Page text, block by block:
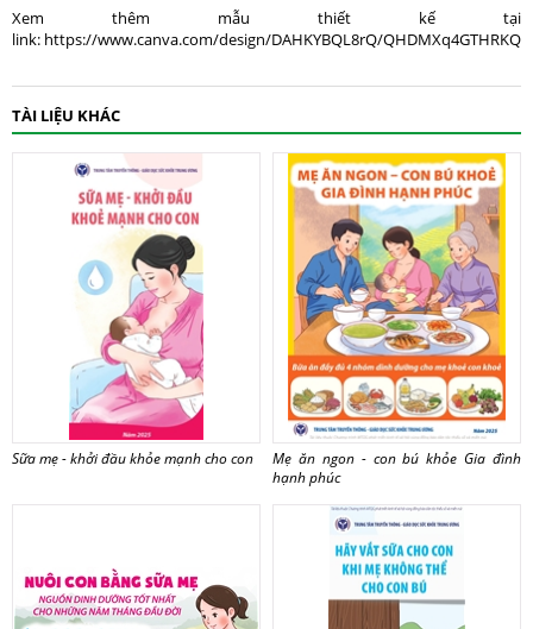
Xem thêm mẫu thiết kế tại
link: https://www.canva.com/design/DAHKYBQL8rQ/
TÀI LIỆU KHÁC
Sữa mẹ - khởi đầu khỏe mạnh cho con
Mẹ ăn ngon - con bú khỏe Gia đình
hạnh phúc